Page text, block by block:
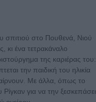
σπιτιού στο Πουθενά, Νιού
κι ένα τετρακάναλο
της καριέρας του:
την παιδική του ηλικία
Με άλλα, όπως το
για να την ξεσκεπάσει